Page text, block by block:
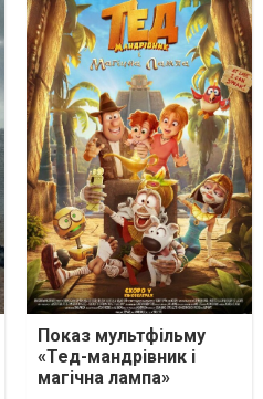
Показ мультфільму
«Тед-мандрівник і
магічна лампа»